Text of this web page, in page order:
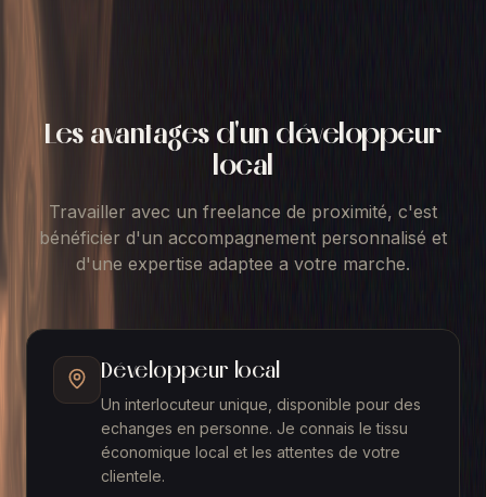
Les avantages d'un développeur
local
Travailler avec un freelance de proximité, c'est
bénéficier d'un accompagnement personnalisé et
d'une expertise adaptee a votre marche.
Développeur local
Un interlocuteur unique, disponible pour des
echanges en personne. Je connais le tissu
économique local et les attentes de votre
clientele.